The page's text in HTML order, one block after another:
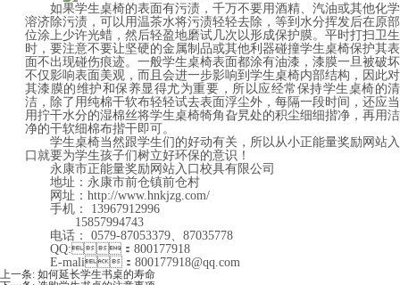
如果学生桌椅的表面有污渍，千万不要用酒精、汽油或其他化学
溶济除污渍，可以用温茶水将污渍轻轻去除，等到水分挥发后在原部
位涂上少许光蜡，然后轻盈地磨试几次以形成保护膜。平时打扫卫生
时，要注意不要让坚硬的金属制品或其他利器碰撞学生桌椅保护其表
面不出现碰伤痕迹。一般学生桌椅表面都涂有油漆，漆膜一旦被破坏
不仅影响表面美观，而且会进一步影响到学生桌椅内部结构，因此对
其漆膜的维护和保养显得尤为重要，所以应经常保持学生桌椅的清
洁，除了用纯棉干软布轻轻试去表面浮尘外，每隔一段时间，还应当
用拧干水分的湿棉丝将学生桌椅犄角旮旯处的积尘细细揩净，再用洁
净的干软细棉布揩干即可。
学生桌椅当然跟学生们的好动有关，所以从小正能量奖励网站入
口就要为学生孩子们树立好环保的意识！
永康市正能量奖励网站入口校具有限公司
地址：永康市前仓镇前仓村
网址： http://www.hnkjzg.com/
手机：
13967912996
15857994743
电话：
0579-87053379、87035778
QQ:：800177918
E-mali：800177918@qq.com
上一条: 如何延长学生书桌的寿命